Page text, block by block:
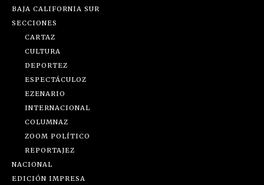
BAJA CALIFORNIA SUR
SECCIONES
CARTAZ
CULTURA
DEPORTEZ
ESPECTÁCULOZ
EZENARIO
INTERNACIONAL
COLUMNAZ
ZOOM POLÍTICO
REPORTAJEZ
NACIONAL
EDICIÓN IMPRESA